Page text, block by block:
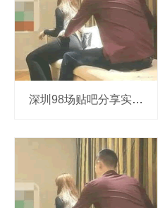
深圳98场贴吧分享实用技巧